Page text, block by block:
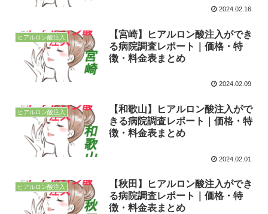
2024.02.16
ヒアルロン酸注入
【宮崎】ヒアルロン酸注入ができ
る病院調査レポート｜価格・特
徴・料金表まとめ
2024.02.09
ヒアルロン酸注入
【和歌山】ヒアルロン酸注入がで
きる病院調査レポート｜価格・特
徴・料金表まとめ
2024.02.01
ヒアルロン酸注入
【秋田】ヒアルロン酸注入ができ
る病院調査レポート｜価格・特
徴・料金表まとめ